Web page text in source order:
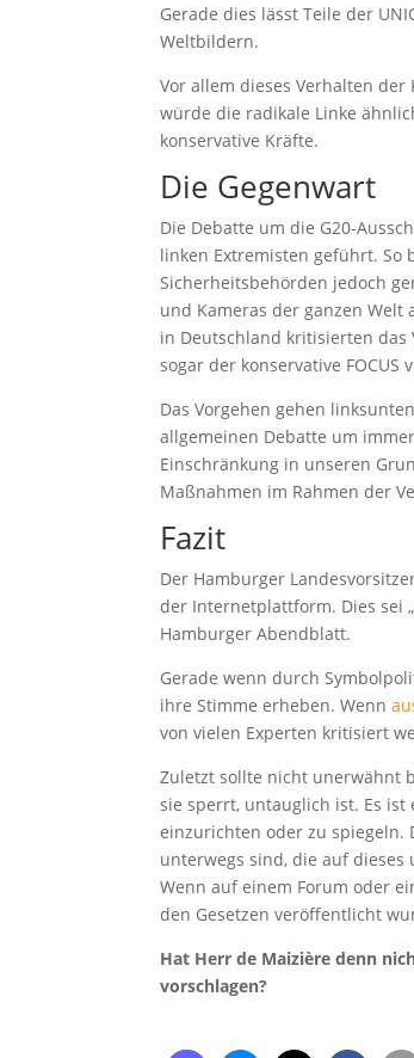
Gerade dies lässt Teile der
Weltbildern.
Vor allem dieses Verhalten
würde die radikale Linke
konservative Kräfte.
Die Gegenwart
Die Debatte um die G20-
linken Extremisten geführt. So
Sicherheitsbehörden jedoch
und Kameras der ganzen Welt
in Deutschland kritisierten
sogar der konservative FOCUS
Das Vorgehen gehen
allgemeinen Debatte um
Einschränkung in unseren
Maßnahmen im Rahmen der
Fazit
Der Hamburger
der Internetplattform. Dies sei „
Hamburger Abendblatt.
Gerade wenn durch
ihre Stimme erheben. Wenn
von vielen Experten kritisiert
Zuletzt sollte nicht unerwähnt
sie sperrt, untauglich ist. Es ist
einzurichten oder zu spiegeln.
unterwegs sind, die auf
Wenn auf einem Forum oder
den Gesetzen veröffentlicht
Hat Herr de Maizière denn
vorschlagen?